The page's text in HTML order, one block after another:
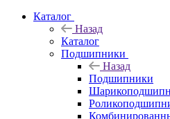
Каталог
Назад
Каталог
Подшипники
Назад
Подшипники